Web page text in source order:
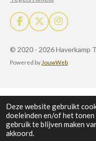
Deze website gebruikt
doeleinden en/of het
gebruik te blijven maken
akkoord.
F
a
e
b
X
I
n
t
a
m
© 2020 - 2026 Haverkamp
Powered by JouwWeb